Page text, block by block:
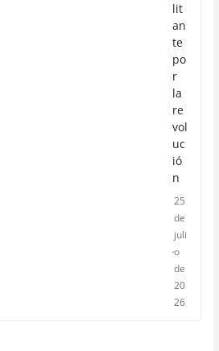
lit
an
te
po
r
la
re
vol
uc
ió
n
25
de
juli
o
de
20
26